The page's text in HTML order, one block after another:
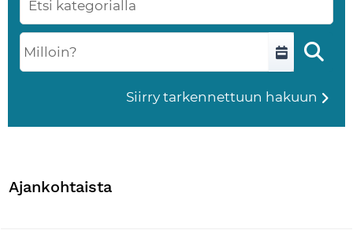
Siirry tarkennettuun hakuun
Ajankohtaista